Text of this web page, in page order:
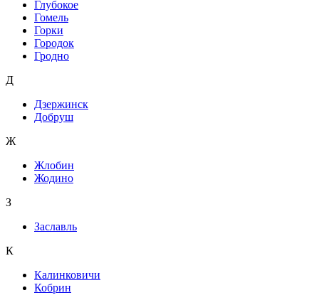
Глубокое
Гомель
Горки
Городок
Гродно
Д
Дзержинск
Добруш
Ж
Жлобин
Жодино
З
Заславль
К
Калинковичи
Кобрин